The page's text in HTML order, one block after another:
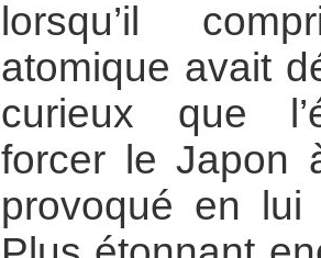
lorsqu’il
atomique avait
curieux que
forcer le Japon
provoqué en